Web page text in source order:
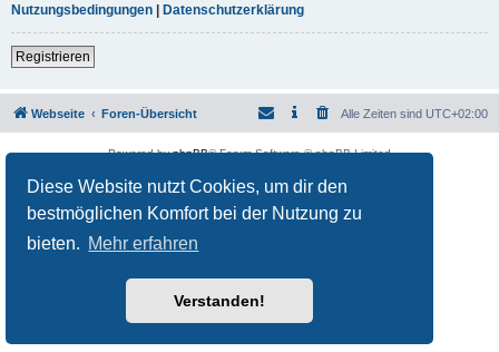
Diese Website nutzt Cookies, um dir den
bestmöglichen Komfort bei der Nutzung zu
bieten. Mehr erfahren
Verstanden!
Nutzungsbedingungen
Datenschutzerklärung
Registrieren
Webseite Foren-Übersicht Alle Zeiten sind UTC+02:00
Powered byphpBB® Forum Software © phpBB Limited
Datenschutz|Nutzungsbedingungen